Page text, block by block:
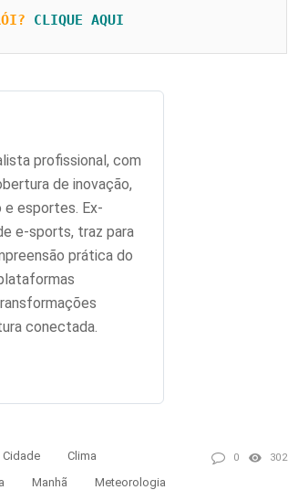
CLIQUE AQUI
profissional, com
de inovação,
esportes. Ex-
e-sports, traz para
prática do
conectada.
Cidade
Clima
Manhã
Meteorologia
0 302